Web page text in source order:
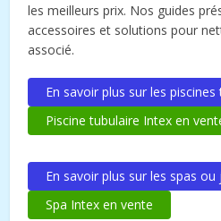
les meilleurs prix. Nos guides
accessoires et solutions pour
associé.
En savoir plus sur les piscines
Piscine tubulaire Intex en
En savoir plus sur les spas ou
Spa Intex en vente